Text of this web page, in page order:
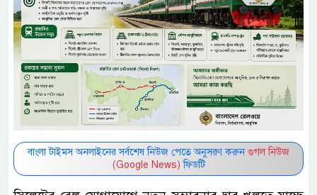
বাংলা টাইমস অনলাইনের সর্বশেষ নিউজ পেতে অনুসরণ করুন গুগল নিউজ
(Google News) ফিডটি